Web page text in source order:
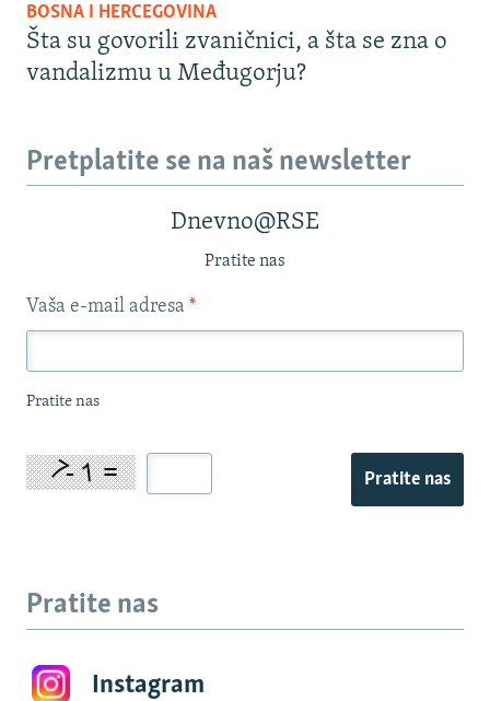
BOSNA I HERCEGOVINA
Šta su govorili zvaničnici, a šta se zna o
vandalizmu u Međugorju?
Pretplatite se na naš newsletter
Dnevno@RSE
Pratite nas
Vaša e-mail adresa *
Pratite nas
Pratite nas
Pratite nas
Instagram